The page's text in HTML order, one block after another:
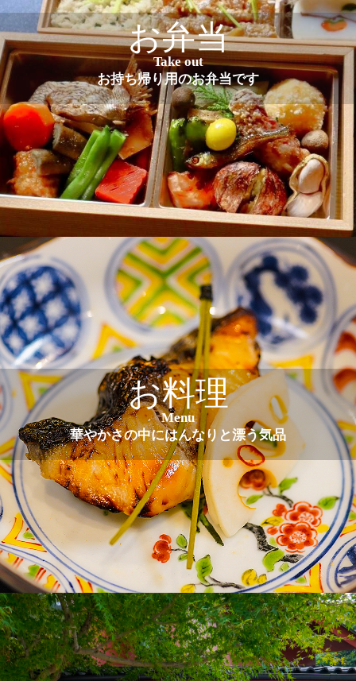
お弁当
Take out
お持ち帰り用のお弁当です
お料理
Menu
華やかさの中にはんなりと漂う気品